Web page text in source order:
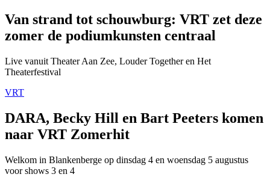
Van strand tot schouwburg: VRT zet deze
zomer de podiumkunsten centraal
Live vanuit Theater Aan Zee, Louder Together en Het
Theaterfestival
VRT
DARA, Becky Hill en Bart Peeters komen
naar VRT Zomerhit
Welkom in Blankenberge op dinsdag 4 en woensdag 5 augustus
voor shows 3 en 4